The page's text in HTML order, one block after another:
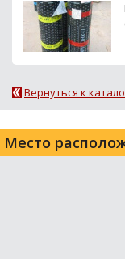
Вернуться к
Место